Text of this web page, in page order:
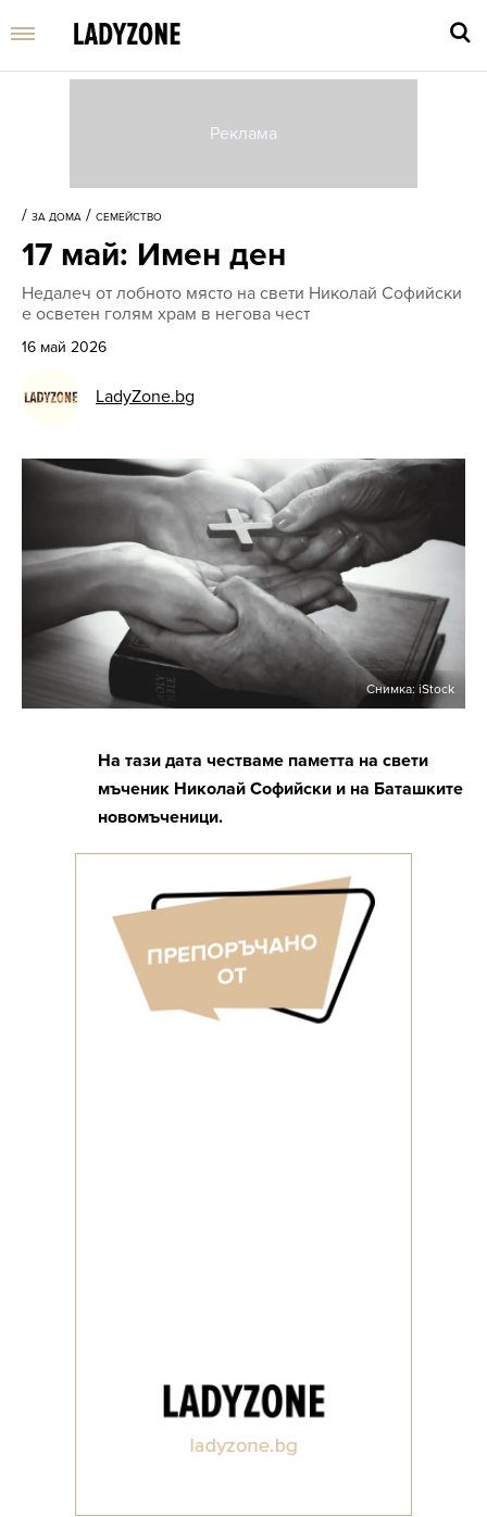
Enter
/ ЗА ДОМА / СЕМЕЙСТВО
17 май: Имен ден
Недалеч от лобното място на свети Николай Софийски
е осветен голям храм в негова чест
16 май 2026
LadyZone.bg
Снимка: iStock
На тази дата честваме паметта на свети
мъченик Николай Софийски и на Баташките
новомъченици.